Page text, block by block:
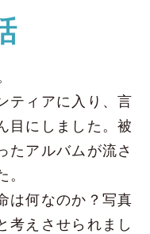
ティアに入り、言
目にしました。被
たアルバムが流さ
は何なのか？写真
考えさせられまし